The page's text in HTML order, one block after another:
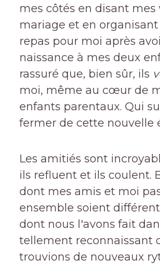
mes côtés en disant
mariage et en
repas pour moi après
naissance à mes deux
rassuré que, bien sûr, ils
moi, même au cœur de
enfants parentaux. Qui
fermer de cette nouvelle
Les amitiés sont
ils refluent et ils coulent.
dont mes amis et moi
ensemble soient
dont nous l'avons fait
tellement reconnaissant
trouvions de nouveaux